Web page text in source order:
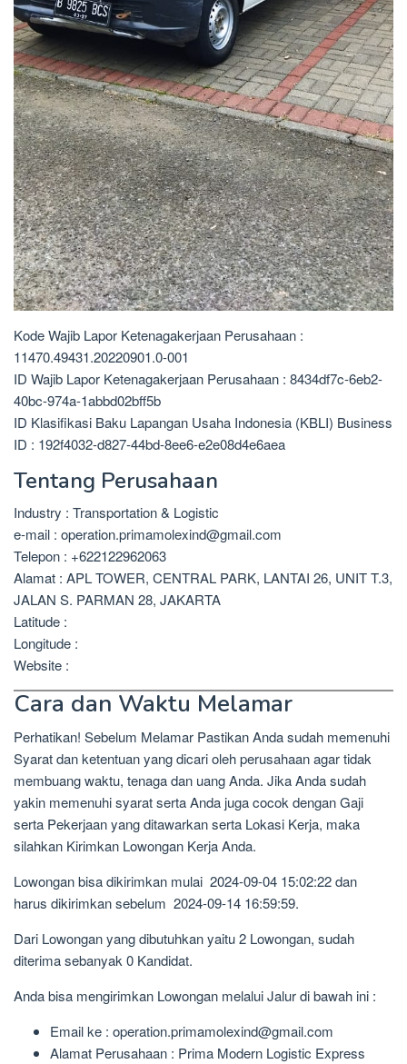
Kode Wajib Lapor Ketenagakerjaan Perusahaan :
11470.49431.20220901.0-001
ID Wajib Lapor Ketenagakerjaan Perusahaan : 8434df7c-6eb2-
40bc-974a-1abbd02bff5b
ID Klasifikasi Baku Lapangan Usaha Indonesia (KBLI) Business
ID : 192f4032-d827-44bd-8ee6-e2e08d4e6aea
Tentang Perusahaan
Industry : Transportation & Logistic
e-mail : operation.primamolexind@gmail.com
Telepon : +622122962063
Alamat : APL TOWER, CENTRAL PARK, LANTAI 26, UNIT T.3,
JALAN S. PARMAN 28, JAKARTA
Latitude :
Longitude :
Website :
Cara dan Waktu Melamar
Perhatikan! Sebelum Melamar Pastikan Anda sudah memenuhi
Syarat dan ketentuan yang dicari oleh perusahaan agar tidak
membuang waktu, tenaga dan uang Anda. Jika Anda sudah
yakin memenuhi syarat serta Anda juga cocok dengan Gaji
serta Pekerjaan yang ditawarkan serta Lokasi Kerja, maka
silahkan Kirimkan Lowongan Kerja Anda.
Lowongan bisa dikirimkan mulai 2024-09-04 15:02:22 dan
harus dikirimkan sebelum 2024-09-14 16:59:59.
Dari Lowongan yang dibutuhkan yaitu 2 Lowongan, sudah
diterima sebanyak 0 Kandidat.
Anda bisa mengirimkan Lowongan melalui Jalur di bawah ini :
Email ke : operation.primamolexind@gmail.com
Alamat Perusahaan : Prima Modern Logistic Express